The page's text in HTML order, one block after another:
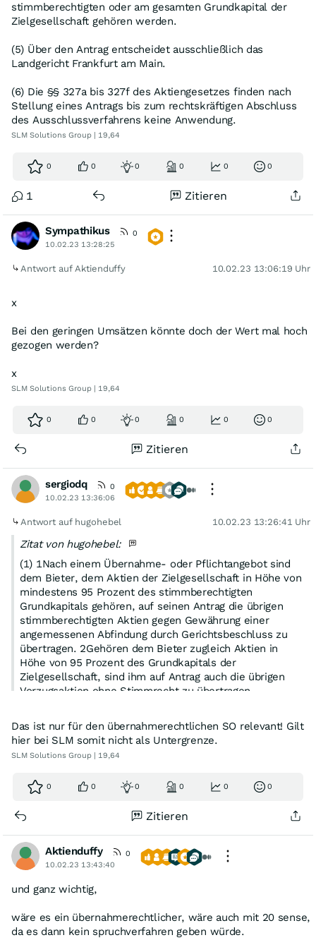
stimmberechtigten oder am gesamten Grundkapital der
Zielgesellschaft gehören werden.
(5) Über den Antrag entscheidet ausschließlich das
Landgericht Frankfurt am Main.
(6) Die §§ 327a bis 327f des Aktiengesetzes finden nach
Stellung eines Antrags bis zum rechtskräftigen Abschluss
des Ausschlussverfahrens keine Anwendung.
SLM Solutions Group | 19,64
0 0 0 0 0 0
1 Zitieren
Sympathikus
0
10.02.23 13:28:25
Antwort auf Aktienduffy 10.02.23 13:06:19 Uhr
x
Bei den geringen Umsätzen könnte doch der Wert mal hoch
gezogen werden?
x
SLM Solutions Group | 19,64
0 0 0 0 0 0
Zitieren
sergiodq
0
10.02.23 13:36:06
Antwort auf hugohebel 10.02.23 13:26:41 Uhr
Zitat von hugohebel:
(1) 1Nach einem Übernahme- oder Pflichtangebot sind
dem Bieter, dem Aktien der Zielgesellschaft in Höhe von
mindestens 95 Prozent des stimmberechtigten
Grundkapitals gehören, auf seinen Antrag die übrigen
stimmberechtigten Aktien gegen Gewährung einer
angemessenen Abfindung durch Gerichtsbeschluss zu
übertragen. 2Gehören dem Bieter zugleich Aktien in
Höhe von 95 Prozent des Grundkapitals der
Zielgesellschaft, sind ihm auf Antrag auch die übrigen
Vorzugsaktien ohne Stimmrecht zu übertragen.
(2) Für die Feststellung der erforderlichen
Beteiligungshöhe nach Absatz 1 gilt § 16 Abs. 2 und 4
des Aktiengesetzes entsprechend.
Übernahme- oder Pflichtangebots zu entsprechen. 2Eine
Rahmen des Übernahme- oder Pflichtangebots gewährte
Gegenleistung ist als angemessene Abfindung
anzusehen, wenn der Bieter auf Grund des Angebots
Aktien in Höhe von mindestens 90 Prozent des vom
Angebot betroffenen Grundkapitals erworben hat. 4Die
Annahmequote ist für stimmberechtigte Aktien und
(4) 1Ein Antrag auf Übertragung der Aktien nach Absatz 1
Das ist nur für den übernahmerechtlichen SO relevant! Gilt
hier bei SLM somit nicht als Untergrenze.
SLM Solutions Group | 19,64
0 0 0 0 0 0
Zitieren
Aktienduffy
0
10.02.23 13:43:40
und ganz wichtig,
wäre es ein übernahmerechtlicher, wäre auch mit 20 sense,
da es dann kein spruchverfahren geben würde.